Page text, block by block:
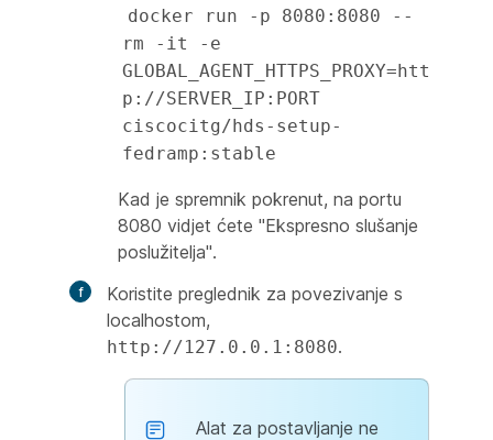
docker run -p 8080:8080 --
rm -it -e
GLOBAL_AGENT_HTTPS_PROXY=htt
p://SERVER_IP:PORT
ciscocitg/hds-setup-
fedramp:stable
Kad je spremnik pokrenut, na portu
8080 vidjet ćete "Ekspresno slušanje
poslužitelja".
Koristite preglednik za povezivanje s
localhostom,
http://127.0.0.1:8080.
Alat za postavljanje ne